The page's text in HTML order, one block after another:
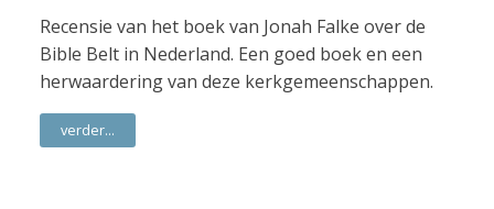
Recensie van het boek van Jonah Falke over de
Bible Belt in Nederland. Een goed boek en een
herwaardering van deze kerkgemeenschappen.
verder...